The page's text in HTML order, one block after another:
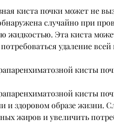
киста почки может не
случайно при
жидкостью. Эта киста
удаление всей
кисты
кисты
и здоровом образе жизни.
жиров и увеличить